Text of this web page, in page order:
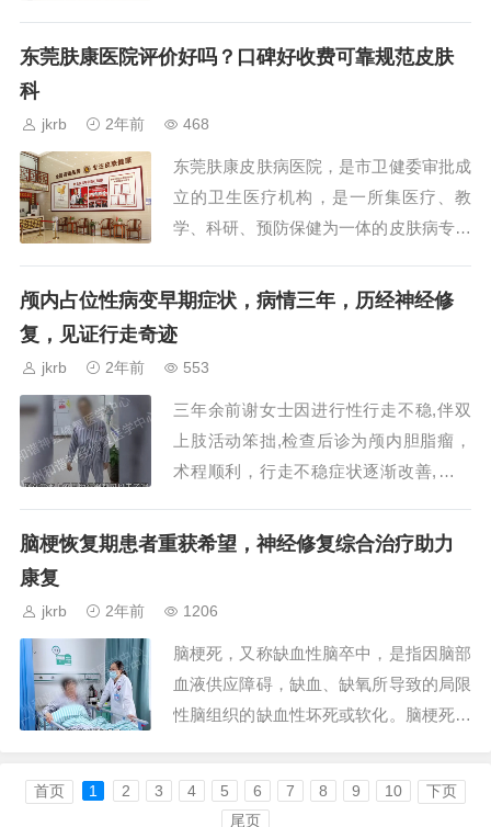
医，建名院，创品牌”之路，学科建设稳
东莞肤康医院评价好吗？口碑好收费可靠规范皮肤
科
jkrb 2年前 468
东莞肤康皮肤病医院，是市卫健委审批成
立的卫生医疗机构，是一所集医疗、教
学、科研、预防保健为一体的皮肤病专科
学科发展战略，近年来着力推进临床研究
颅内占位性病变早期症状，病情三年，历经神经修
复，见证行走奇迹
jkrb 2年前 553
三年余前谢女士因进行性行走不稳,伴双
上肢活动笨拙,检查后诊为颅内胆脂瘤，
术程顺利，行走不稳症状逐渐改善,一段
行走,伴饮食易呛咳,言语含糊不清,为求进
脑梗恢复期患者重获希望，神经修复综合治疗助力
康复
jkrb 2年前 1206
脑梗死，又称缺血性脑卒中，是指因脑部
血液供应障碍，缺血、缺氧所导致的局限
性脑组织的缺血性坏死或软化。脑梗死的
和脑栓塞等，脑梗死占全部脑卒中的8
0%。...
首页 1 2 3 4 5 6 7 8 9 10
下页
尾页